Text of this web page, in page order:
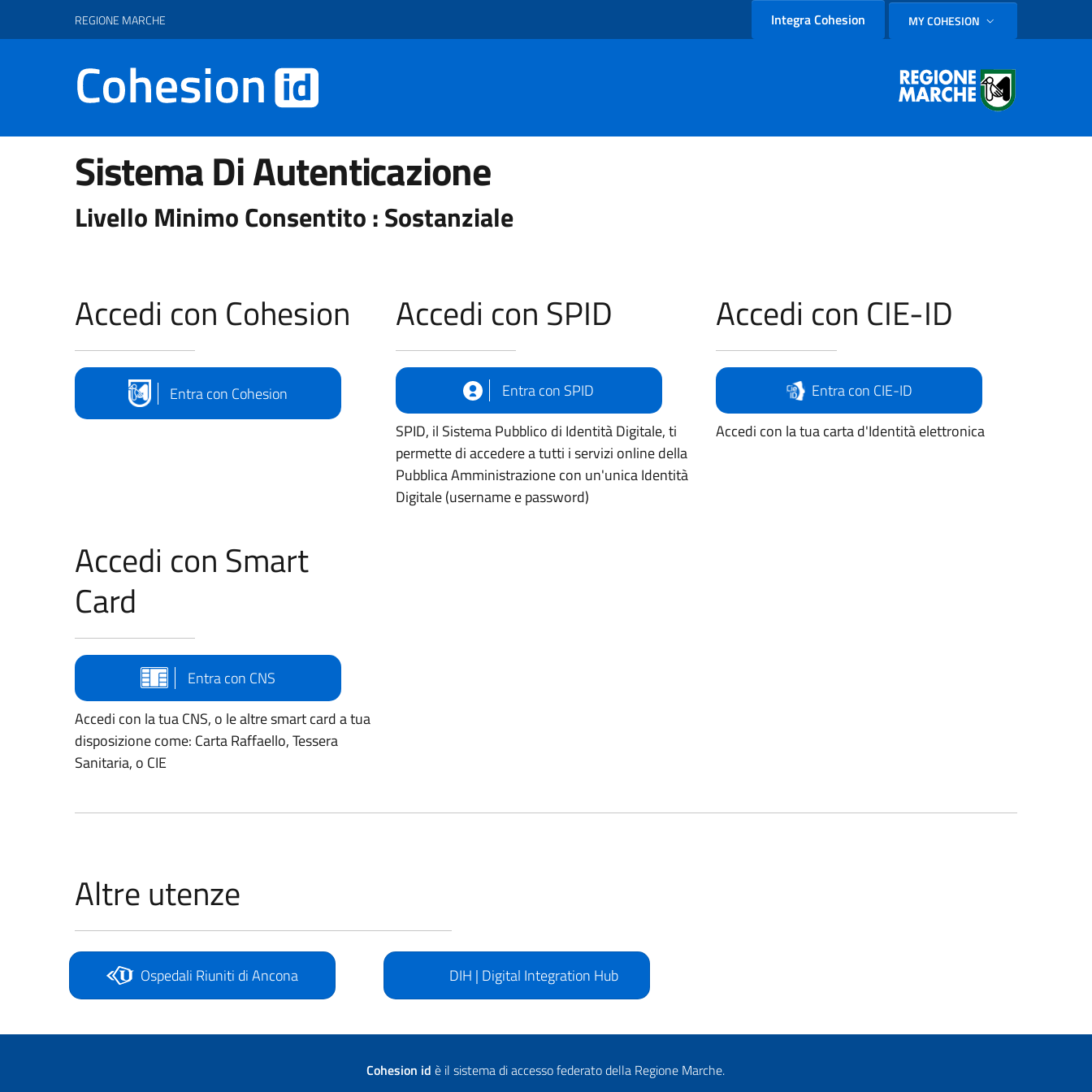
REGIONE MARCHE Integra Cohesion SELEZIONE LINGUA:
MY COHESION
Sistema Di Autenticazione
Livello Minimo Consentito : Sostanziale
Accedi con Cohesion
Entra con Cohesion
Accedi con SPID
Entra con SPID
SPID, il Sistema Pubblico di Identità Digitale, ti
permette di accedere a tutti i servizi online della
Pubblica Amministrazione con un'unica Identità
Digitale (username e password)
Accedi con CIE-ID
Entra con CIE-ID
Accedi con la tua carta d'Identità elettronica
Accedi con Smart
Card
Entra con CNS
Accedi con la tua CNS, o le altre smart card a tua
disposizione come: Carta Raffaello, Tessera
Sanitaria, o CIE
Altre utenze
Ospedali Riuniti di Ancona DIH | Digital Integration Hub
Cohesion id è il sistema di accesso federato della Regione Marche.